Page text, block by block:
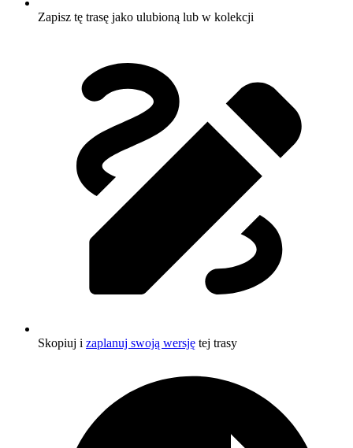
Zapisz tę trasę jako ulubioną lub w kolekcji
Skopiuj i zaplanuj swoją wersję tej trasy